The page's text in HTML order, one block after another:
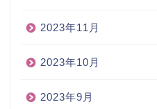
2023年11月
2023年10月
2023年9月